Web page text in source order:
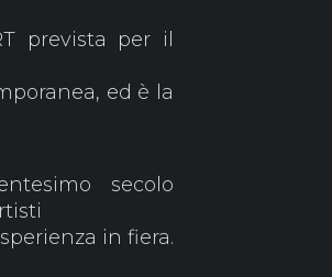
prevista per il
ed è la
secolo
in fiera.